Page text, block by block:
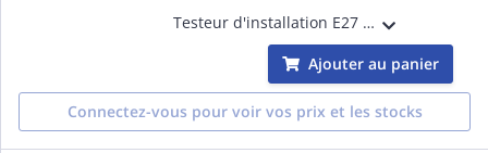
Testeur d'installation E27 blanc
Ajouter au panier
Connectez-vous pour voir vos prix et les stocks